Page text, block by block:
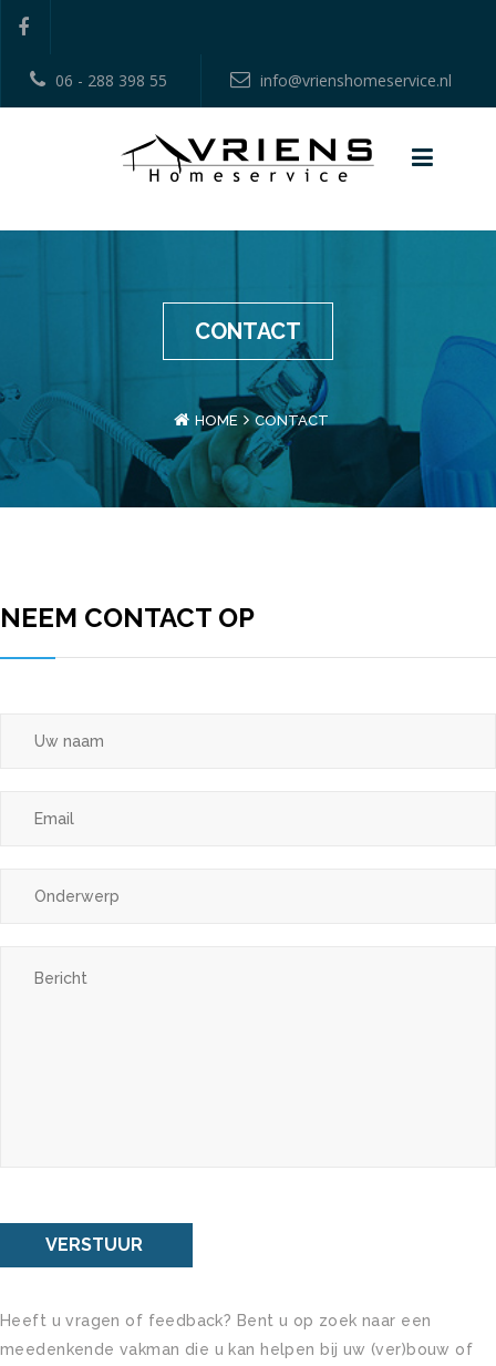
06 - 288 398 55 info@vrienshomeservice.nl
CONTACT
HOME CONTACT
NEEM CONTACT OP
Heeft u vragen of feedback? Bent u op zoek naar een
meedenkende vakman die u kan helpen bij uw (ver)bouw of